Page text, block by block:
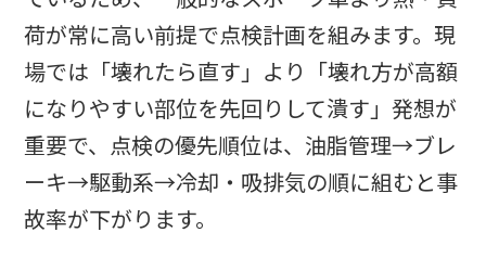
荷が常に高い前提で点検計画を組みます。現
場では「壊れたら直す」より「壊れ方が高額
になりやすい部位を先回りして潰す」発想が
重要で、点検の優先順位は、油脂管理→ブレ
ーキ→駆動系→冷却・吸排気の順に組むと事
故率が下がります。